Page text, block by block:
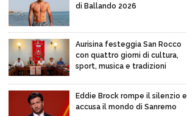
di Ballando 2026
Aurisina festeggia San Rocco
con quattro giorni di cultura,
sport, musica e tradizioni
Eddie Brock rompe il silenzio e
accusa il mondo di Sanremo